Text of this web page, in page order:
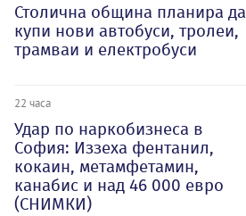
Столична община планира да
купи нови автобуси, тролеи,
трамваи и електробуси
22 часа
Удар по наркобизнеса в
София: Иззеха фентанил,
кокаин, метамфетамин,
канабис и над 46 000 евро
(СНИМКИ)